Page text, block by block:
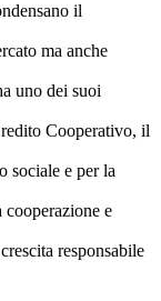
il
ma anche
uno dei suoi
Cooperativo, il
sociale e per la
e
responsabile